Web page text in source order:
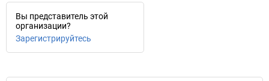
Вы представитель этой
организации?
Зарегистрируйтесь